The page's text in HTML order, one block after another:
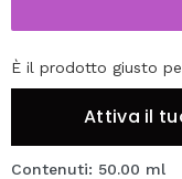
È il prodotto giusto
Attiva il
Contenuti: 50.00 ml